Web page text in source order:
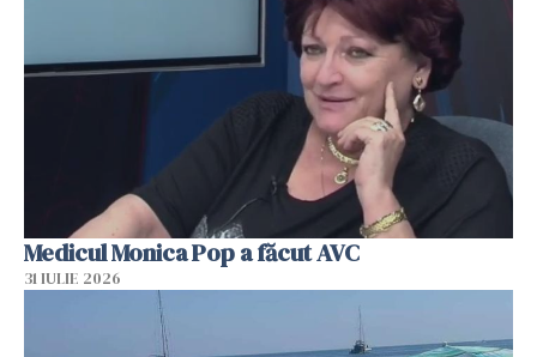
Medicul Monica Pop a făcut AVC
31 IULIE 2026